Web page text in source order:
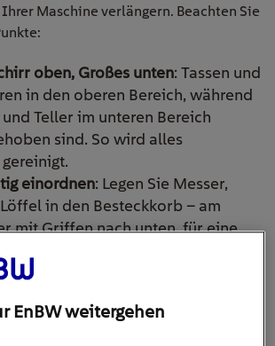
Maschine verlängern. Beachten Sie
oben, Großes unten: Tassen und
in den oberen Bereich, während
Teller im unteren Bereich
sind. So wird alles
einordnen: Legen Sie Messer,
in den Besteckkorb – am
mit Griffen nach unten, für eine
geboten, dass Sie beim
dafür spezielle Einsätze oder
EnBW weitergehen